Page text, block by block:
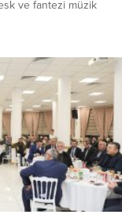
ve fantezi müzik
eserlerle Türk
15 Kasım 1945’te